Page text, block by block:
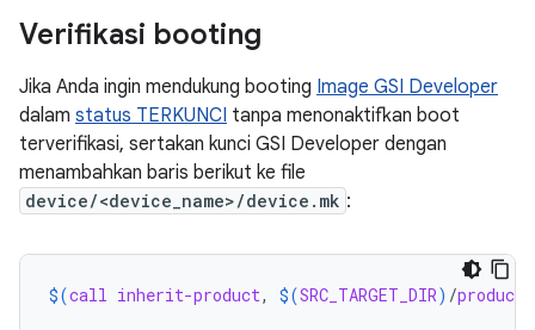
Verifikasi booting
Jika Anda ingin mendukung booting Image GSI Developer
dalam status TERKUNCI tanpa menonaktifkan boot
terverifikasi, sertakan kunci GSI Developer dengan
menambahkan baris berikut ke file
device/<device_name>/device.mk :
$(call inherit-product, $(SRC_TARGET_DIR) /product